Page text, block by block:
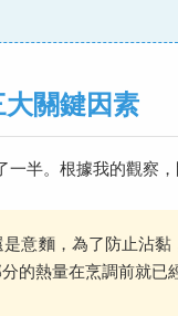
關鍵因素
半。根據我的觀察，
意麵，為了防止沾
的熱量在烹調前就已